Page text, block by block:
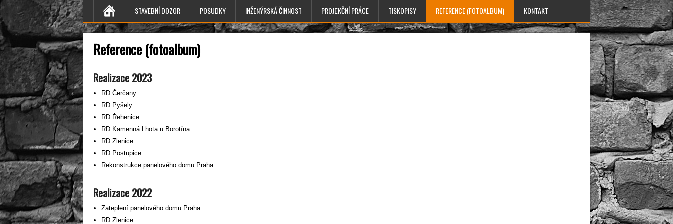
STAVEBNÍ DOZOR POSUDKY INŽENÝRSKÁ ČINNOST PROJEKČNÍ PRÁCE TISKOPISY REFERENCE (FOTOALBUM) KONTAKT
Reference (fotoalbum)
Realizace 2023
RD Čerčany
RD Pyšely
RD Řehenice
RD Kamenná Lhota u Borotína
RD Zlenice
RD Postupice
Rekonstrukce panelového domu Praha
Realizace 2022
Zateplení panelového domu Praha
RD Zlenice